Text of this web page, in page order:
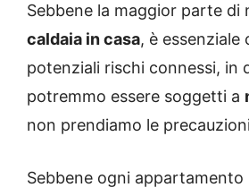
Sebbene la maggior parte di
caldaia in casa, è essenziale
potenziali rischi connessi, in
potremmo essere soggetti a
non prendiamo le
Sebbene ogni